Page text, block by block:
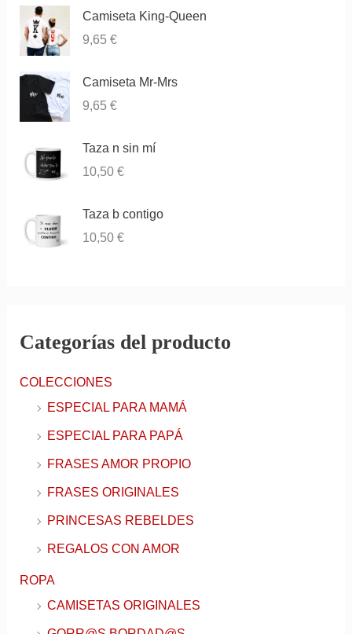
5
Camiseta King-Queen
9,65 €
Camiseta Mr-Mrs
9,65 €
Taza n sin mí
10,50 €
Taza b contigo
10,50 €
Categorías del producto
COLECCIONES
ESPECIAL PARA MAMÁ
ESPECIAL PARA PAPÁ
FRASES AMOR PROPIO
FRASES ORIGINALES
PRINCESAS REBELDES
REGALOS CON AMOR
ROPA
CAMISETAS ORIGINALES